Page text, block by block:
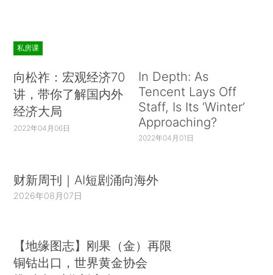
私房课
向松祚：宏观经济70
讲，带你了解国内外
经济大局
2022年04月06日
In Depth: As
Tencent Lays Off
Staff, Is Its ‘Winter’
Approaching?
2022年04月01日
财新周刊｜AI短剧涌向海外
2026年08月07日
【地缘图志】刚果（金）再限
铜钴出口，世界黄金协会